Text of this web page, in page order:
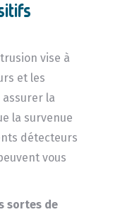
vise à
et les
la
la survenue
détecteurs
vous
sortes de